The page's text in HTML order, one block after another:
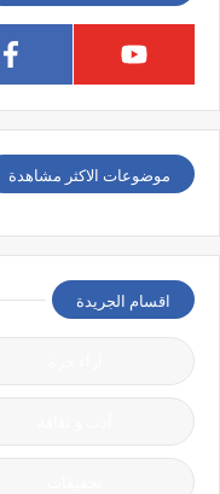
موضوعات الاكثر مشاهدة
اقسام الجريدة